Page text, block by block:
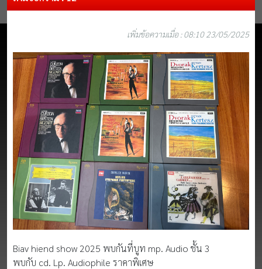
เพิ่มข้อความเมื่อ : 08:10 23/05/2025
Biav hiend show 2025 พบกันที่บูท mp. Audio ชั้น 3
พบกับ cd. Lp. Audiophile ราคาพิเศษ